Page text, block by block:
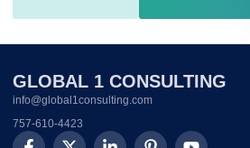
GLOBAL 1 CONSULTING
info@global1consulting.com
757-610-4423